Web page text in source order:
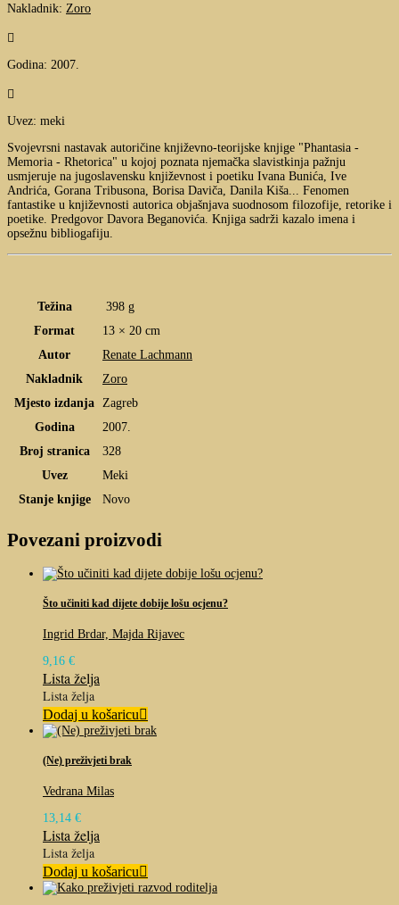
Nakladnik: Zoro

Godina: 2007.

Uvez: meki
Svojevrsni nastavak autoričine književno-teorijske knjige "Phantasia -
Memoria - Rhetorica" u kojoj poznata njemačka slavistkinja pažnju
usmjeruje na jugoslavensku književnost i poetiku Ivana Bunića, Ive
Andrića, Gorana Tribusona, Borisa Daviča, Danila Kiša... Fenomen
fantastike u književnosti autorica objašnjava suodnosom filozofije, retorike i
poetike. Predgovor Davora Beganovića. Knjiga sadrži kazalo imena i
opsežnu bibliogafiju.
Težina
398 g
Format
13 × 20 cm
Autor
Renate Lachmann
Nakladnik
Zoro
Mjesto izdanja Zagreb
Godina
2007.
Broj stranica
328
Uvez
Meki
Stanje knjige
Novo
Povezani proizvodi
Što učiniti kad dijete dobije lošu ocjenu?
Ingrid Brdar, Majda Rijavec
9,16 €
Lista želja
Lista želja
Dodaj u košaricu
(Ne) preživjeti brak
Vedrana Milas
13,14 €
Lista želja
Lista želja
Dodaj u košaricu